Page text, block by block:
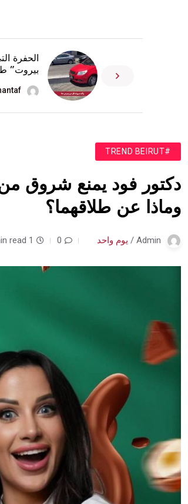
الحفرة
بيروت”
#TREND BEIRUT
دكتور فود يمنع شروق
وماذا عن طلاقهما؟
Admin / يوم واحد 0
1 min read